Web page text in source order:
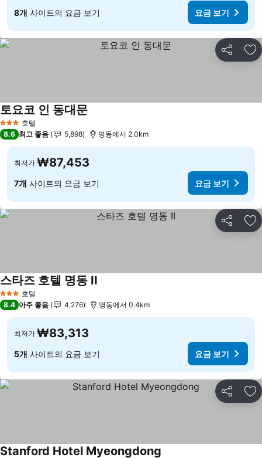
8개 사이트의 요금 보기 요금 보기
공유 즐
3 성급 호텔
토요코 인 동대문
8.6 최고 좋음 5,898 명동에서 2.0km
최저가 ₩87,453
7개 사이트의 요금 보기 요금 보기
공유 즐
3 성급 호텔
스타즈 호텔 명동 II
8.4 아주 좋음 4,276 명동에서 0.4km
최저가 ₩83,313
5개 사이트의 요금 보기 요금 보기
공유 즐
Stanford Hotel Myeongdong